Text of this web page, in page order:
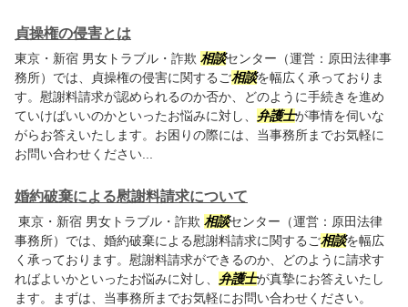
貞操権の侵害とは
東京・新宿 男女トラブル・詐欺 相談センター（運営：原田法律事
務所）では、貞操権の侵害に関するご相談を幅広く承っておりま
す。慰謝料請求が認められるのか否か、どのように手続きを進め
ていけばいいのかといったお悩みに対し、 弁護士が事情を伺いな
がらお答えいたします。お困りの際には、当事務所までお気軽に
お問い合わせください...
婚約破棄による慰謝料請求について
東京・新宿 男女トラブル・詐欺 相談センター（運営：原田法律
事務所）では、婚約破棄による慰謝料請求に関するご相談を幅広
く承っております。慰謝料請求ができるのか、どのように請求す
ればよいかといったお悩みに対し、 弁護士が真摯にお答えいたし
ます。まずは、当事務所までお気軽にお問い合わせください。